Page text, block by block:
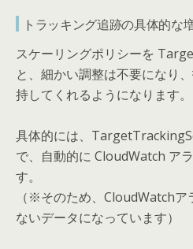
トラッキング追跡の具体的な
スケーリングポリシーを
と、細かい調整は不要になり
持してくれるようになります。
具体的には、
で、自動的に CloudWatch ア
す。
（※そのため、CloudWatchア
ないデータになっています）